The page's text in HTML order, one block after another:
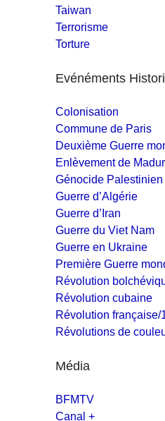
Taiwan
Terrorisme
Torture
Evénéments
Colonisation
Commune de Paris
Deuxième Guerre
Enlèvement de
Génocide Palestinien
Guerre d’Algérie
Guerre d’Iran
Guerre du Viet Nam
Guerre en Ukraine
Première Guerre
Révolution
Révolution cubaine
Révolution française/
Révolutions de
Média
BFMTV
Canal +